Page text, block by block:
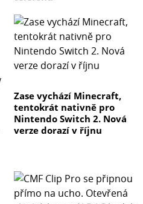
Zase vychází Minecraft,
tentokrát nativně pro
Nintendo Switch 2. Nová
verze dorazí v říjnu